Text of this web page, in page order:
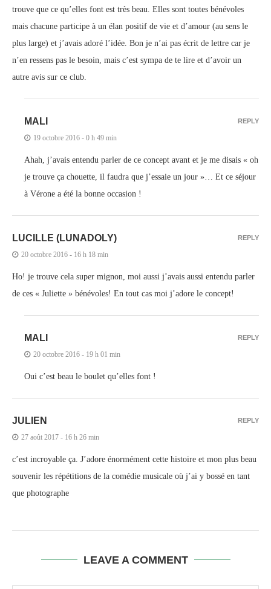
trouve que ce qu’elles font est très beau. Elles sont toutes bénévoles
mais chacune participe à un élan positif de vie et d’amour (au sens le
plus large) et j’avais adoré l’idée. Bon je n’ai pas écrit de lettre car je
n’en ressens pas le besoin, mais c’est sympa de te lire et d’avoir un
autre avis sur ce club.
MALI
19 octobre 2016 - 0 h 49 min
Ahah, j’avais entendu parler de ce concept avant et je me disais « oh
je trouve ça chouette, il faudra que j’essaie un jour »… Et ce séjour
à Vérone a été la bonne occasion !
REPLY
LUCILLE (LUNADOLY)
20 octobre 2016 - 16 h 18 min
Ho! je trouve cela super mignon, moi aussi j’avais aussi entendu parler
de ces « Juliette » bénévoles! En tout cas moi j’adore le concept!
REPLY
MALI
20 octobre 2016 - 19 h 01 min
Oui c’est beau le boulet qu’elles font !
REPLY
JULIEN
27 août 2017 - 16 h 26 min
c’est incroyable ça. J’adore énormément cette histoire et mon plus beau
souvenir les répétitions de la comédie musicale où j’ai y bossé en tant
que photographe
REPLY
LEAVE A COMMENT